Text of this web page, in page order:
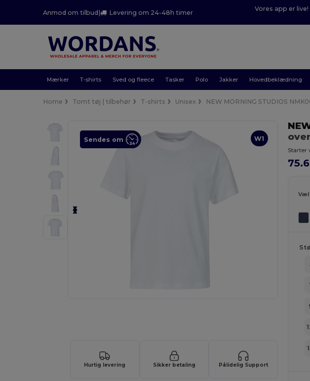
Anmod om tilbud| Levering om 24-48h timer
Vores app er
Mærker T-shirts Sved og fleece Tasker Polo Jakker Hovedbeklædning
Home Tomt tøj | tilbehør T-shirts Unisex NEW MORNING STUDIOS
W1
Sendes om
Hurtig levering Sikker betaling Pålidelig Support
Starter